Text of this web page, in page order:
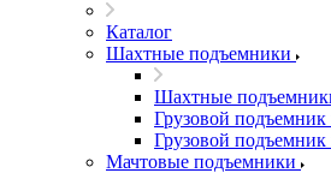
Каталог
Шахтные подъемники
Шахтные
Грузовой подъемник
Грузовой подъемник
Мачтовые подъемники